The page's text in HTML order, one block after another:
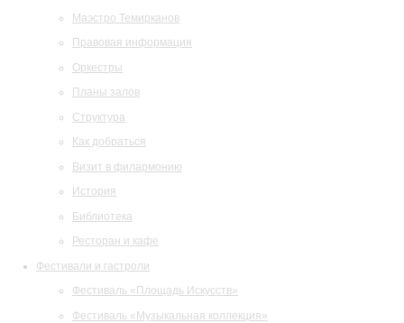
Маэстро Темирканов
Правовая информация
Оркестры
Планы залов
Структура
Как добраться
Визит в филармонию
История
Библиотека
Ресторан и кафе
Фестивали и гастроли
Фестиваль «Площадь Искусств»
Фестиваль «Музыкальная коллекция»